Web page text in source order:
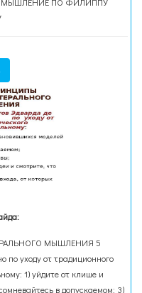
МЫШЛЕНИЯ 5
по уходу от традиционного
1) уйдите от клише и
в допускаемом; 3)